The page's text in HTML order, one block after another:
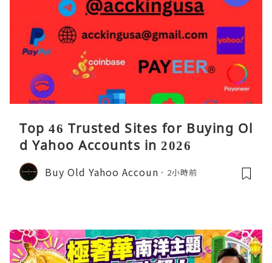
Top 46 Trusted Sites for Buying Ol
d Yahoo Accounts in 2026
Buy Old Yahoo Accoun 2小時前